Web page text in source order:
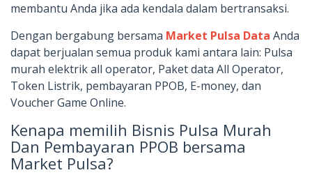
membantu Anda jika ada kendala dalam bertransaksi.
Dengan bergabung bersama Market Pulsa Data Anda
dapat berjualan semua produk kami antara lain: Pulsa
murah elektrik all operator, Paket data All Operator,
Token Listrik, pembayaran PPOB, E-money, dan
Voucher Game Online.
Kenapa memilih Bisnis Pulsa Murah
Dan Pembayaran PPOB bersama
Market Pulsa?